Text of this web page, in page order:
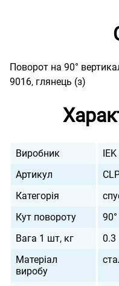
Поворот на 90°
9016, глянець (з)
Виробник
IEK
Артикул
Категорія
Кут повороту
90°
Вага 1 шт, кг
0.3
Матеріал
виробу